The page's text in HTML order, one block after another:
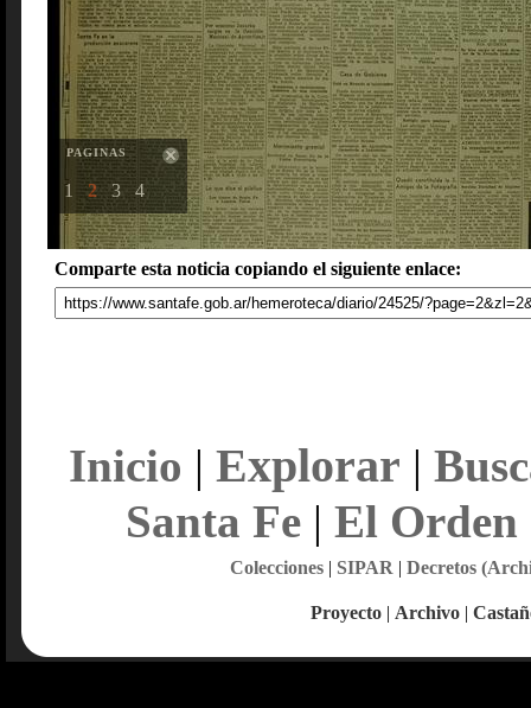
PAGINAS
1 2 3 4
Comparte esta noticia copiando el siguiente enlace:
Inicio | Explorar |
Santa Fe| El Orden
Colecciones| SIPAR | Decretos
Proyecto | Archivo |